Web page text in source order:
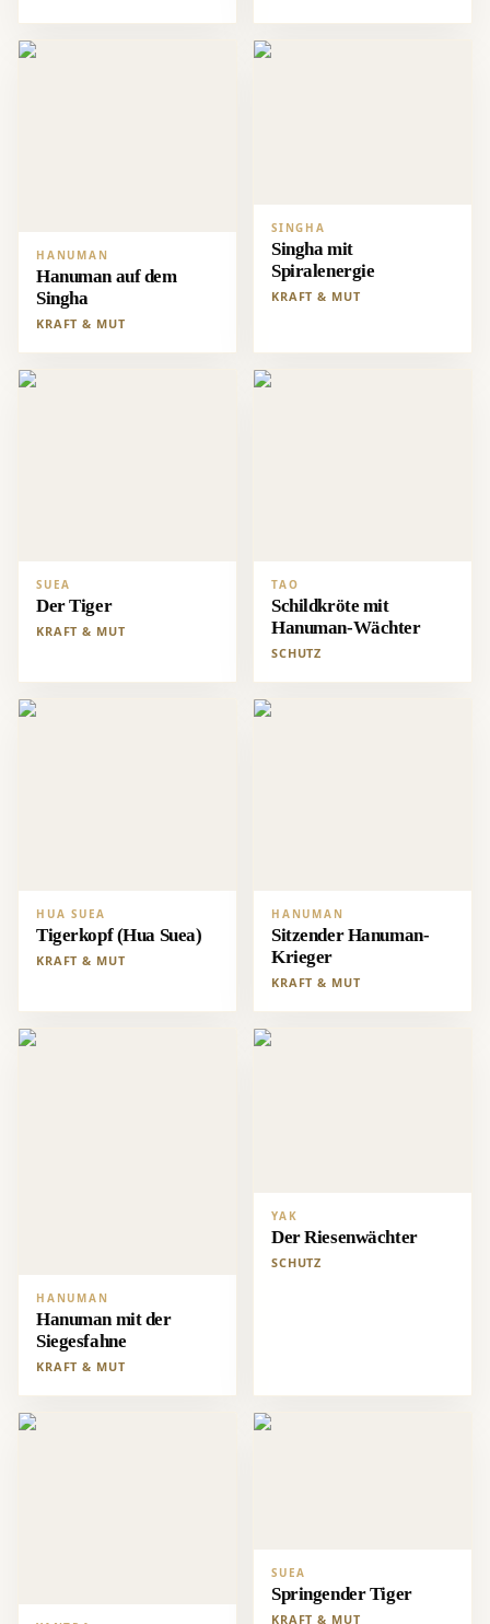
HANUMAN
Hanuman auf dem
Singha
KRAFT & MUT
SINGHA
Singha mit
Spiralenergie
KRAFT & MUT
SUEA
Der Tiger
KRAFT & MUT
TAO
Schildkröte mit
Hanuman-Wächter
SCHUTZ
HUA SUEA
Tigerkopf (Hua Suea)
KRAFT & MUT
HANUMAN
Sitzender Hanuman-
Krieger
KRAFT & MUT
HANUMAN
Hanuman mit der
Siegesfahne
KRAFT & MUT
YAK
Der Riesenwächter
SCHUTZ
SUEA
Springender Tiger
KRAFT & MUT